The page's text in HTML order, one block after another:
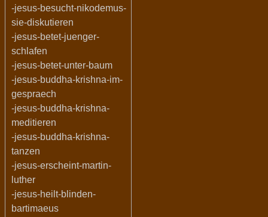
-jesus-besucht-nikodemus-
sie-diskutieren
-jesus-betet-juenger-
schlafen
-jesus-betet-unter-baum
-jesus-buddha-krishna-im-
gespraech
-jesus-buddha-krishna-
meditieren
-jesus-buddha-krishna-
tanzen
-jesus-erscheint-martin-
luther
-jesus-heilt-blinden-
bartimaeus